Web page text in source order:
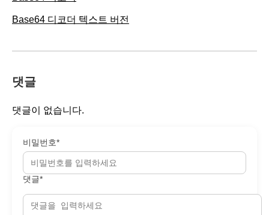
Base64 디코더 텍스트 버전
댓글
댓글이 없습니다.
비밀번호*
댓글*